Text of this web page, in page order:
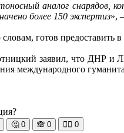
аналог снарядов,
более 150 экспертиз»,
готов
заявил, что ДНР и
международного
🤔 0 🙈 0 🧘‍♀️ 0